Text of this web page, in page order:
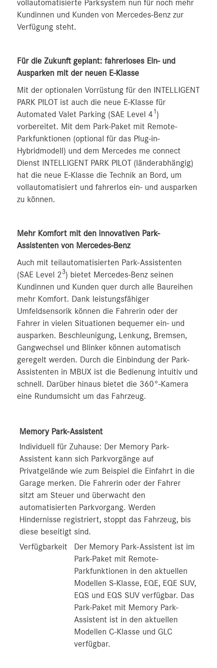
vollautomatisierte Parksystem nun für noch mehr
Kundinnen und Kunden von Mercedes‑Benz zur
Verfügung steht.
Für die Zukunft geplant: fahrerloses Ein- und
Ausparken mit der neuen E‑Klasse
Mit der optionalen Vorrüstung für den INTELLIGENT
PARK PILOT ist auch die neue E‑Klasse für
Automated Valet Parking (SAE Level 4 1 )
vorbereitet. Mit dem Park-Paket mit Remote-
Parkfunktionen (optional für das Plug-in-
Hybridmodell) und dem Mercedes me connect
Dienst INTELLIGENT PARK PILOT (länderabhängig)
hat die neue E-Klasse die Technik an Bord, um
vollautomatisiert und fahrerlos ein- und ausparken
zu können.
Mehr Komfort mit den innovativen Park-
Assistenten von Mercedes‑Benz
Auch mit teilautomatisierten Park-Assistenten
(SAE Level 23) bietet Mercedes‑Benz seinen
Kundinnen und Kunden quer durch alle Baureihen
mehr Komfort. Dank leistungsfähiger
Umfeldsensorik können die Fahrerin oder der
Fahrer in vielen Situationen bequemer ein- und
ausparken. Beschleunigung, Lenkung, Bremsen,
Gangwechsel und Blinker können automatisch
geregelt werden. Durch die Einbindung der Park-
Assistenten in MBUX ist die Bedienung intuitiv und
schnell. Darüber hinaus bietet die 360°-Kamera
eine Rundumsicht um das Fahrzeug.
Memory Park-Assistent
Individuell für Zuhause: Der Memory Park-
Assistent kann sich Parkvorgänge auf
Privatgelände wie zum Beispiel die Einfahrt in die
Garage merken. Die Fahrerin oder der Fahrer
sitzt am Steuer und überwacht den
automatisierten Parkvorgang. Werden
Hindernisse registriert, stoppt das Fahrzeug, bis
diese beseitigt sind.
Verfügbarkeit
Der Memory Park-Assistent ist im
Park-Paket mit Remote-
Parkfunktionen in den aktuellen
Modellen S‑Klasse, EQE, EQE SUV,
EQS und EQS SUV verfügbar. Das
Park-Paket mit Memory Park-
Assistent ist in den aktuellen
Modellen C‑Klasse und GLC
verfügbar.